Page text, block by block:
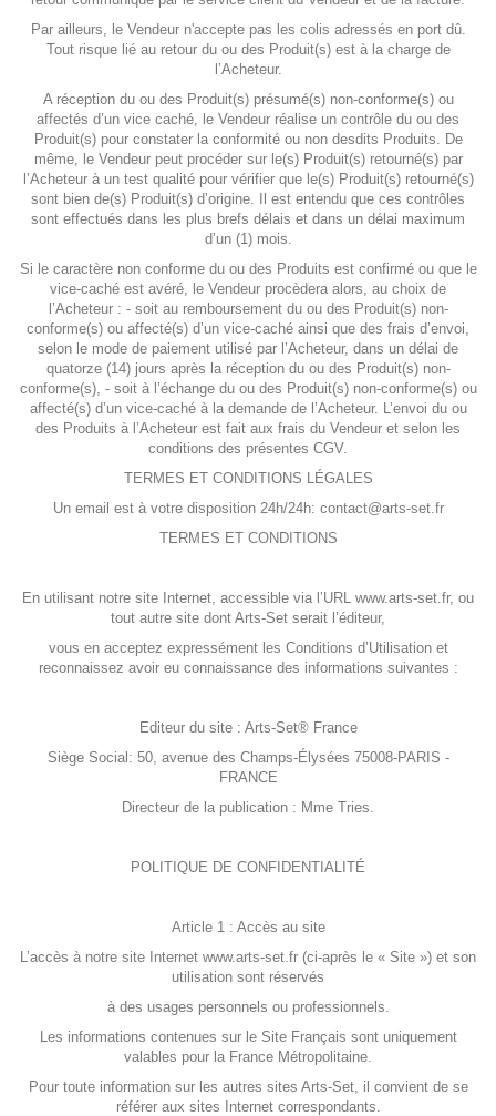
Par ailleurs, le Vendeur n'accepte pas les colis adressés en port dû.
Tout risque lié au retour du ou des Produit(s) est à la charge de
l’Acheteur.
A réception du ou des Produit(s) présumé(s) non-conforme(s) ou
affectés d’un vice caché, le Vendeur réalise un contrôle du ou des
Produit(s) pour constater la conformité ou non desdits Produits. De
même, le Vendeur peut procéder sur le(s) Produit(s) retourné(s) par
l’Acheteur à un test qualité pour vérifier que le(s) Produit(s) retourné(s)
sont bien de(s) Produit(s) d’origine. Il est entendu que ces contrôles
sont effectués dans les plus brefs délais et dans un délai maximum
d’un (1) mois.
Si le caractère non conforme du ou des Produits est confirmé ou que le
vice-caché est avéré, le Vendeur procèdera alors, au choix de
l’Acheteur : - soit au remboursement du ou des Produit(s) non-
conforme(s) ou affecté(s) d’un vice-caché ainsi que des frais d’envoi,
selon le mode de paiement utilisé par l’Acheteur, dans un délai de
quatorze (14) jours après la réception du ou des Produit(s) non-
conforme(s), - soit à l’échange du ou des Produit(s) non-conforme(s) ou
affecté(s) d’un vice-caché à la demande de l’Acheteur. L’envoi du ou
des Produits à l’Acheteur est fait aux frais du Vendeur et selon les
conditions des présentes CGV.
TERMES ET CONDITIONS LÉGALES
Un email est à votre disposition 24h/24h: contact@arts-set.fr
TERMES ET CONDITIONS
En utilisant notre site Internet, accessible via l’URL www.arts-set.fr, ou
tout autre site dont Arts-Set serait l’éditeur,
vous en acceptez expressément les Conditions d’Utilisation et
reconnaissez avoir eu connaissance des informations suivantes :
Editeur du site : Arts-Set® France
Siège Social: 50, avenue des Champs-Élysées 75008-PARIS -
FRANCE
Directeur de la publication : Mme Tries.
POLITIQUE DE CONFIDENTIALITÉ
Article 1 : Accès au site
L’accès à notre site Internet www.arts-set.fr (ci-après le « Site ») et son
utilisation sont réservés
à des usages personnels ou professionnels.
Les informations contenues sur le Site Français sont uniquement
valables pour la France Métropolitaine.
Pour toute information sur les autres sites Arts-Set, il convient de se
référer aux sites Internet correspondants.